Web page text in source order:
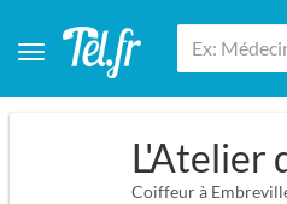
L'Atelier
Coiffeur à